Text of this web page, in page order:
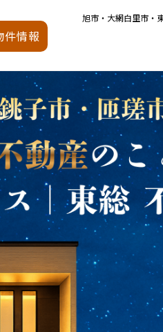
モデ
会社概要
件情報
旭市・大網白里市・